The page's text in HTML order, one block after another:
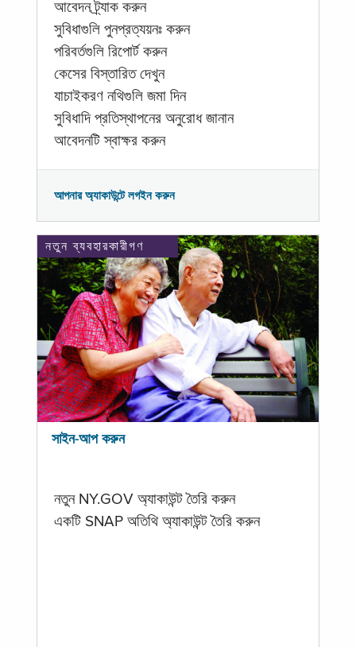
আবেদন ট্র্যাক করুন
সুবিধাগুলি পুনপ্রত্যয়নঃ করুন
পরিবর্তগুলি রিপোর্ট করুন
কেসের বিস্তারিত দেখুন
যাচাইকরণ নথিগুলি জমা দিন
সুবিধাদি প্রতিস্থাপনের অনুরোধ জানান
আবেদনটি স্বাক্ষর করুন
আপনার অ্যাকাউন্টে লগইন করুন
নতুন ব্যবহারকারীগণ
সাইন-আপ করুন
নতুন NY.GOV অ্যাকাউন্ট তৈরি করুন
একটি SNAP অতিথি অ্যাকাউন্ট তৈরি করুন